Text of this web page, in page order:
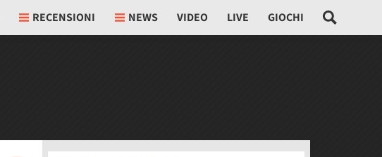
RECENSIONI NEWS VIDEO LIVE GIOCHI